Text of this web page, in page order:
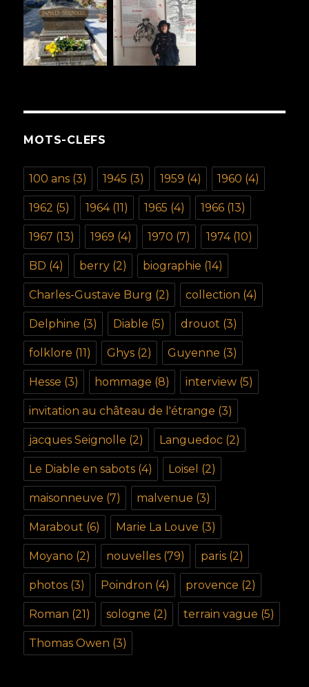
MOTS-CLEFS
100 ans (3) 1945 (3) 1959 (4) 1960 (4)
1962 (5) 1964(11) 1965 (4) 1966 (13)
1967 (13) 1969 (4) 1970 (7) 1974(10)
BD (4) berry (2) biographie (14)
Charles-Gustave Burg (2) collection (4)
Delphine (3) Diable (5) drouot (3)
folklore (11) Ghys (2) Guyenne (3)
Hesse (3) hommage (8) interview (5)
invitation au château de l'étrange (3)
jacques Seignolle (2) Languedoc (2)
Le Diable en sabots (4) Loisel (2)
maisonneuve (7) malvenue (3)
Marabout (6) Marie La Louve (3)
Moyano (2) nouvelles (79) paris (2)
photos (3) Poindron (4) provence (2)
Roman (21) sologne (2) terrain vague (5)
Thomas Owen (3)